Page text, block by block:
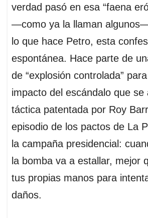
verdad pasó en esa “faena
—como ya la llaman
lo que hace Petro, esta
espontánea. Hace parte de
de “explosión controlada”
impacto del escándalo que se
táctica patentada por Roy
episodio de los pactos de La
la campaña presidencial:
la bomba va a estallar, mejor
tus propias manos para
daños.